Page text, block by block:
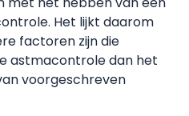
Het lijkt daarom
factoren zijn die
astmacontrole dan het
voorgeschreven